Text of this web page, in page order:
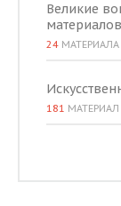
Великие
материалов
24 МАТЕРИАЛА
181 МАТЕРИАЛ